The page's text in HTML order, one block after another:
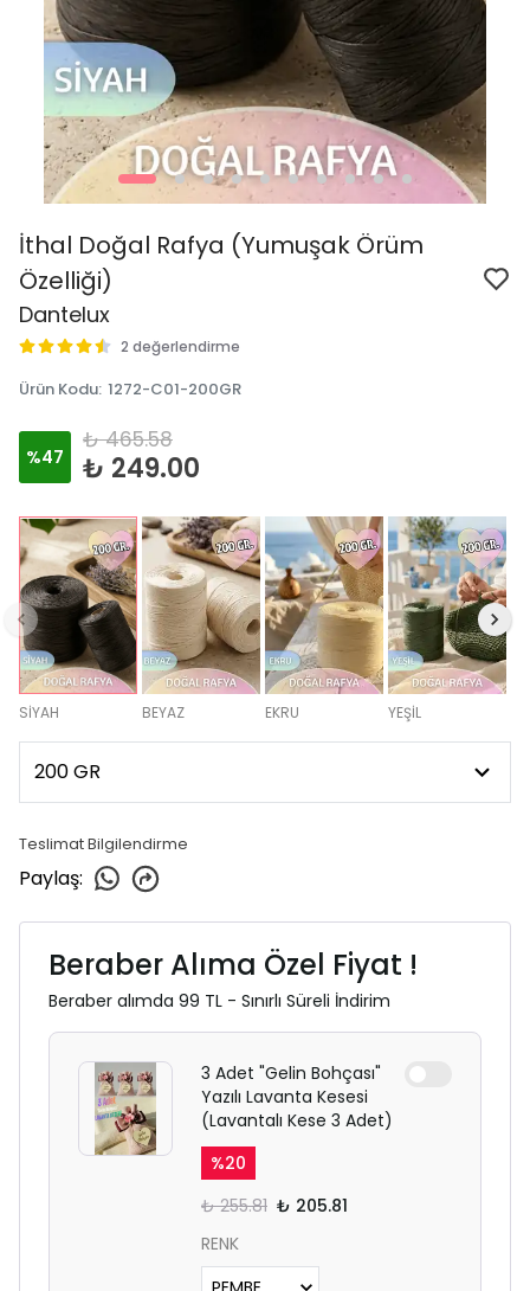
İthal Doğal Rafya (Yumuşak Örüm
Özelliği)
Dantelux
2 değerlendirme
Ürün Kodu: 1272-C01-200GR
%47
₺ 465.58
₺ 249.00
SİYAH BEYAZ EKRU YEŞİL
Teslimat Bilgilendirme
Paylaş:
Beraber Alıma Özel Fiyat !
Beraber alımda 99 TL - Sınırlı Süreli İndirim
3 Adet "Gelin Bohçası"
Yazılı Lavanta Kesesi
(Lavantalı Kese 3 Adet)
%20
₺ 255.81 ₺ 205.81
RENK